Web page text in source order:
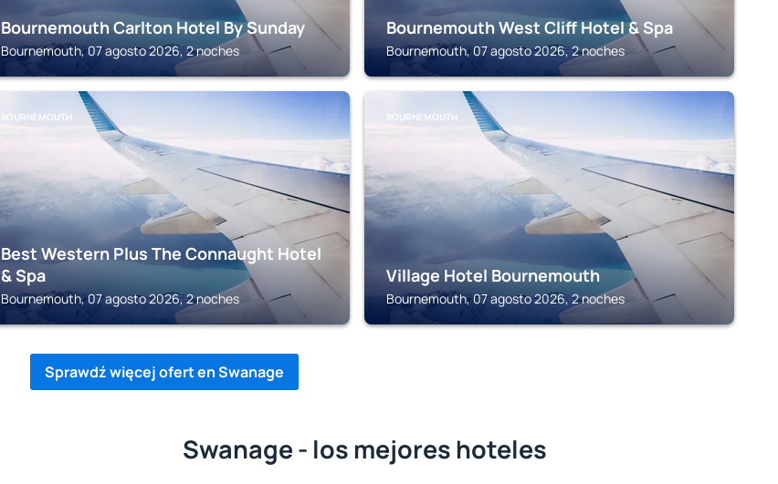
Bournemouth Carlton Hotel By Sunday
Bournemouth, 07 agosto 2026, 2 noches
Bournemouth West Cliff Hotel & Spa
Bournemouth, 07 agosto 2026, 2 noches
BOURNEMOUTH
Best Western Plus The Connaught Hotel
& Spa
Bournemouth, 07 agosto 2026, 2 noches
BOURNEMOUTH
Village Hotel Bournemouth
Bournemouth, 07 agosto 2026, 2 noches
Sprawdź więcej ofert en Swanage
Swanage - los mejores hoteles